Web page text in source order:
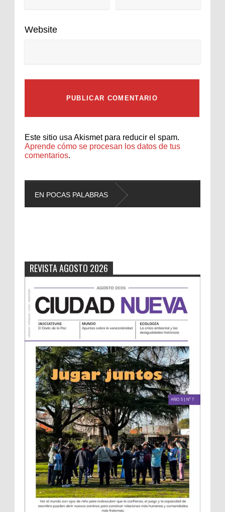
Website
Este sitio usa Akismet para reducir el spam.
Aprende cómo se procesan los datos de tus
comentarios.
EN POCAS PALABRAS
REVISTA AGOSTO 2026